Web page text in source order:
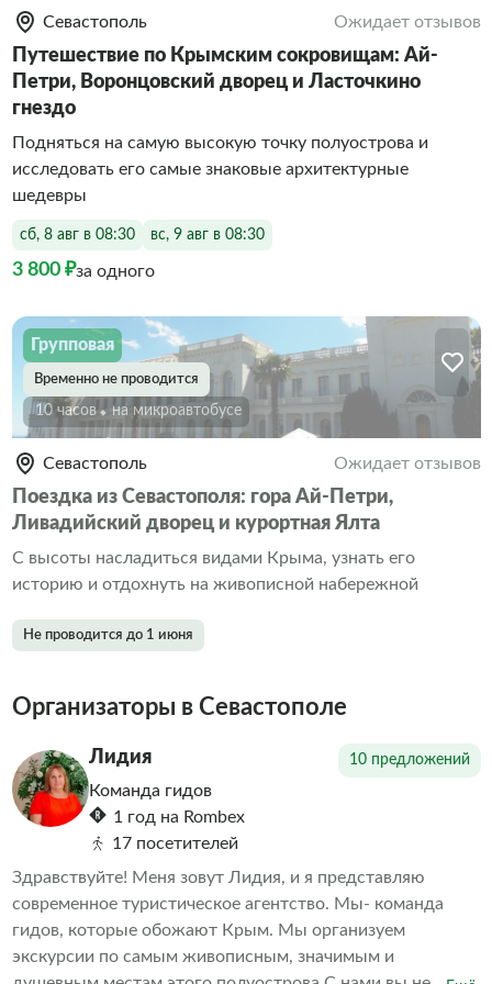
Севастополь Ожидает отзывов
Путешествие по Крымским сокровищам: Ай-
Петри, Воронцовский дворец и Ласточкино
гнездо
Подняться на самую высокую точку полуострова и
исследовать его самые знаковые архитектурные
шедевры
сб, 8 авг в 08:30 вс, 9 авг в 08:30
3 800 ₽за одного
Групповая
Временно не проводится
10 часов На микроавтобусе
Севастополь Ожидает отзывов
Поездка из Севастополя: гора Ай-Петри,
Ливадийский дворец и курортная Ялта
С высоты насладиться видами Крыма, узнать его
историю и отдохнуть на живописной набережной
Не проводится до 1 июня
Организаторы в Севастополе
Лидия 10 предложений
Команда гидов
1 год на Rombex
17 посетителей
Здравствуйте! Меня зовут Лидия, и я представляю
современное туристическое агентство. Мы- команда
гидов, которые обожают Крым. Мы организуем
экскурсии по самым живописным, значимым и